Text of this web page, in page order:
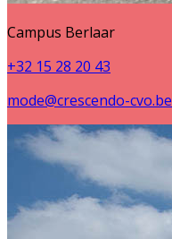
Campus Berlaar
+32 15 28 20 43
mode@crescendo-cvo.be